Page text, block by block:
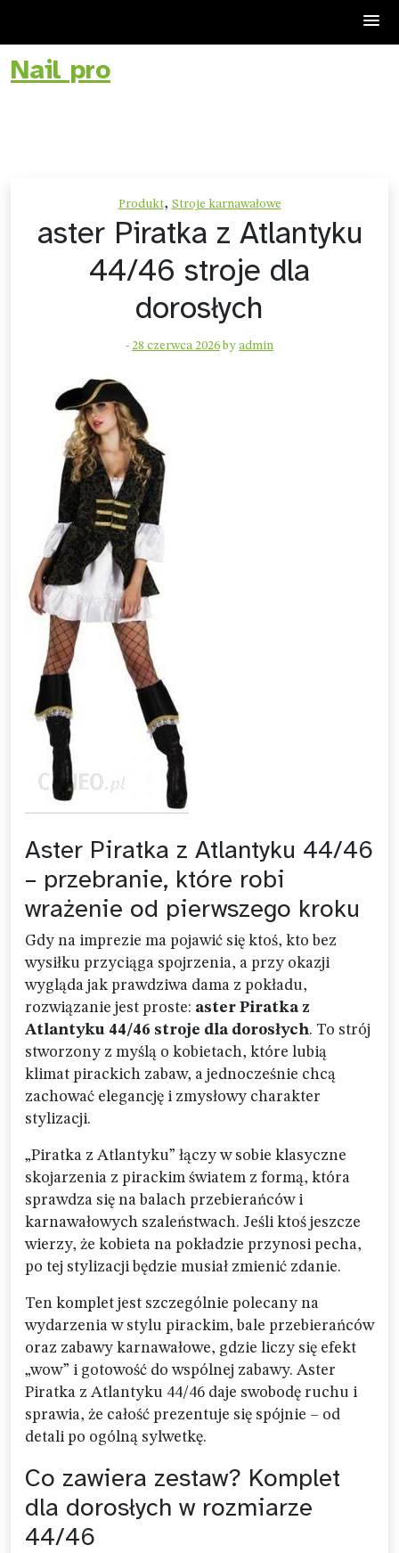
Skip
toNail pro
Produkt, Stroje karnawałowe
aster Piratka z Atlantyku
44/46 stroje dla
dorosłych
- 28 czerwca 2026 by admin
Aster Piratka z Atlantyku 44/46
– przebranie, które robi
wrażenie od pierwszego kroku
Gdy na imprezie ma pojawić się ktoś, kto bez
wysiłku przyciąga spojrzenia, a przy okazji
wygląda jak prawdziwa dama z pokładu,
rozwiązanie jest proste: aster Piratka z
Atlantyku 44/46 stroje dla dorosłych. To strój
stworzony z myślą o kobietach, które lubią
klimat pirackich zabaw, a jednocześnie chcą
zachować elegancję i zmysłowy charakter
stylizacji.
„Piratka z Atlantyku” łączy w sobie klasyczne
skojarzenia z pirackim światem z formą, która
sprawdza się na balach przebierańców i
karnawałowych szaleństwach. Jeśli ktoś jeszcze
wierzy, że kobieta na pokładzie przynosi pecha,
po tej stylizacji będzie musiał zmienić zdanie.
Ten komplet jest szczególnie polecany na
wydarzenia w stylu pirackim, bale przebierańców
oraz zabawy karnawałowe, gdzie liczy się efekt
„wow” i gotowość do wspólnej zabawy. Aster
Piratka z Atlantyku 44/46 daje swobodę ruchu i
sprawia, że całość prezentuje się spójnie – od
detali po ogólną sylwetkę.
Co zawiera zestaw? Komplet
dla dorosłych w rozmiarze
44/46